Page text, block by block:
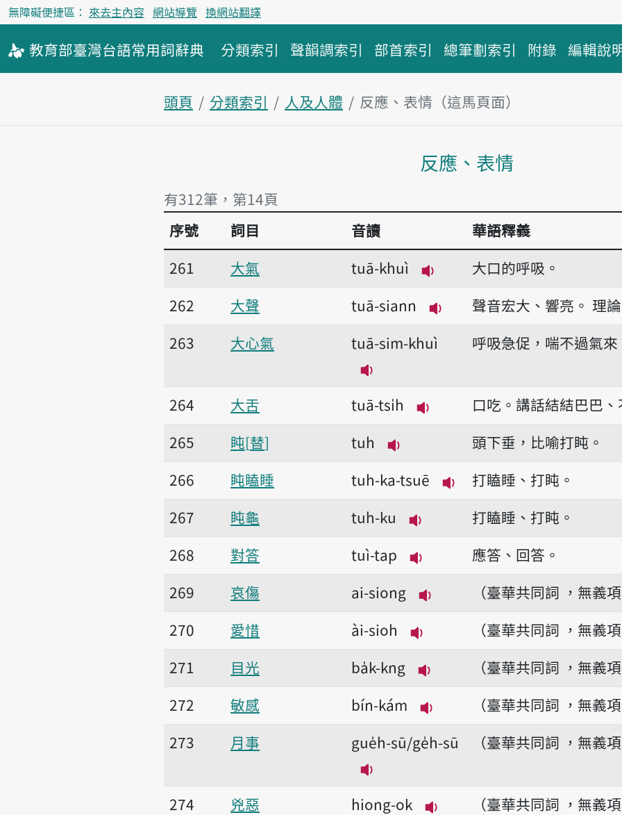
無障礙便捷區： 來去主內容 網站導覽 換網站翻譯
教育部臺灣台語常用詞辭典 分類索引 聲韻調索引 部首索引 總筆劃索引 附錄 編輯說
頭頁 分類索引 人及人體
反應、表情（這馬頁面）
反應、表情
有312筆，第14頁
有312筆，第14頁
序號 詞目 音讀
華語釋義
261
大氣
tuā-khuì
播放音讀tuā-khuì
大口的呼吸。
262
大聲
tuā-siann
播放音讀tuā-siann
聲音宏大、響亮。 理
263
大心氣 tuā-sim-khuì
播放音讀tuā-sim-khuì
呼吸急促，喘不過氣來
264 大舌
tuā-tsi̍h
播放音讀tuā-tsi̍h
口吃。講話結結巴巴、
265
盹 替
tuh
播放音讀tuh
頭下垂，比喻打盹。
266
盹瞌睡
tuh-ka-tsuē
播放音讀tuh-ka-tsuē
打瞌睡、打盹。
267
盹龜
tuh-ku
播放音讀tuh-ku
打瞌睡、打盹。
268
對答
tuì-tap
播放音讀tuì-tap
應答、回答。
269
哀傷
ai-siong
播放音讀ai-siong
（臺華共同詞 ，無義項
270
愛惜
ài-sioh
播放音讀ài-sioh
（臺華共同詞 ，無義項
271
目光
ba̍k-kng
播放音讀ba̍k-kng
（臺華共同詞 ，無義項
272
敏感
bín-kám
播放音讀bín-kám
（臺華共同詞 ，無義項
273
月事 gue̍h-sū/ge̍h-sū
播放音讀gue̍h-sū/ge̍h-sū
（臺華共同詞 ，無義項
274 兇惡
hiong-ok
（臺華共同詞 ，無義項